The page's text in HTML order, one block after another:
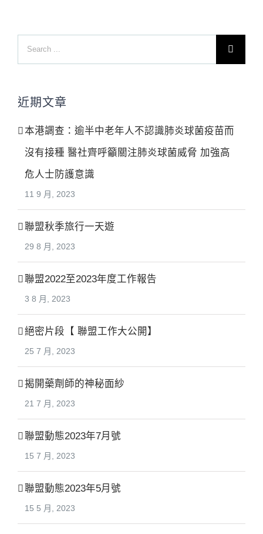
Search
for:
近期文章
本港調查：逾半中老年人不認識肺炎球菌疫苗而
沒有接種 醫社齊呼籲關注肺炎球菌威脅 加強高
危人士防護意識
11 9 月, 2023
聯盟秋季旅行一天遊
29 8 月, 2023
聯盟2022至2023年度工作報告
3 8 月, 2023
絕密片段【 聯盟工作大公開】
25 7 月, 2023
揭開藥劑師的神秘面紗
21 7 月, 2023
聯盟動態2023年7月號
15 7 月, 2023
聯盟動態2023年5月號
15 5 月, 2023